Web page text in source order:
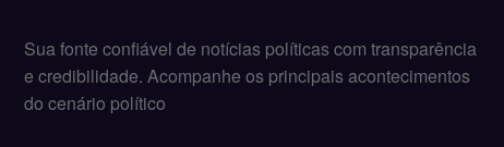
Sua fonte confiável de notícias políticas com transparência
e credibilidade. Acompanhe os principais acontecimentos
do cenário político